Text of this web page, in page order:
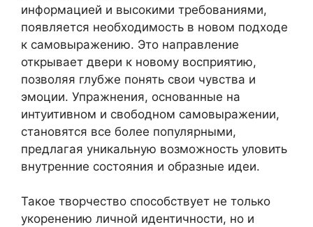
информацией и высокими требованиями,
появляется необходимость в новом подходе
к самовыражению. Это направление
открывает двери к новому восприятию,
позволяя глубже понять свои чувства и
эмоции. Упражнения, основанные на
интуитивном и свободном самовыражении,
становятся все более популярными,
предлагая уникальную возможность уловить
внутренние состояния и образные идеи.
Такое творчество способствует не только
укоренению личной идентичности, но и